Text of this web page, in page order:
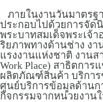
ภายในงานวันมาตรฐ
ประกอบไปด้วยการจัด
พระบาทสมเด็จพระเจ้
ริยภาพทางด้านช่าง ง
แรงงานแห่งชาติ งานส
Work Place) สาธิตกา
ผลิตภัณฑ์สินค้า บริการ
ศูนย์บริการข้อมูลด้าน
กิจกรรมจากหน่วยงาน